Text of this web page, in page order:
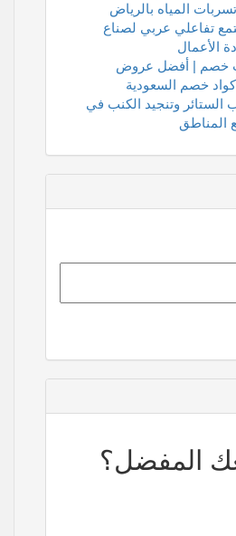
المياه بالرياض
تفاعلي عربي لصناع
الأعمال
خصم | أفضل عروض
خصم السعودية
الستائر وتنجيد الكنب في
المناطق
المفضل؟